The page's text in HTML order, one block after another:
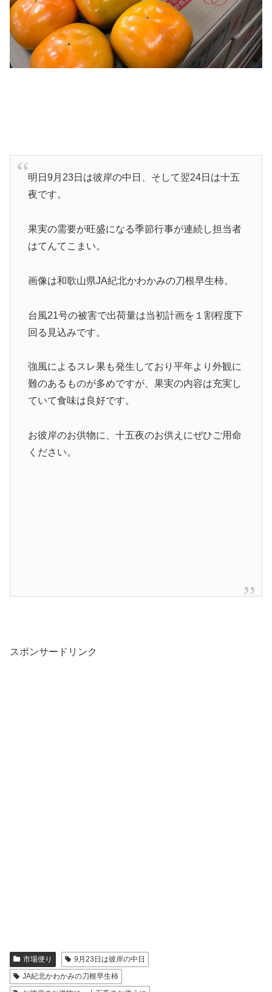
明日9月23日は彼岸の中日、そして翌24日は十五
夜です。
果実の需要が旺盛になる季節行事が連続し担当者
はてんてこまい。
画像は和歌山県JA紀北かわかみの刀根早生柿。
台風21号の被害で出荷量は当初計画を１割程度下
回る見込みです。
強風によるスレ果も発生しており平年より外観に
難のあるものが多めですが、果実の内容は充実し
ていて食味は良好です。
お彼岸のお供物に、十五夜のお供えにぜひご用命
ください。
スポンサードリンク
市場便り
9月23日は彼岸の中日
JA紀北かわかみの刀根早生柿